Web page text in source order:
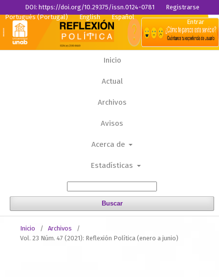
Inicio
Actual
Archivos
Avisos
Acerca de
Estadísticas
Buscar
Portugués (Portugal) English Español
DOI: https://doi.org/10.29375/issn.0124-0781
Registrarse
Entrar
Inicio / Archivos
/
Vol. 23 Núm. 47 (2021): Reflexión Política (enero a junio)